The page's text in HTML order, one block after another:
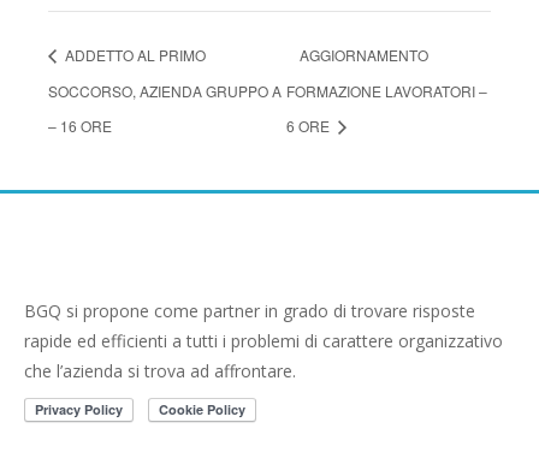
ADDETTO AL PRIMO
SOCCORSO, AZIENDA GRUPPO A
– 16 ORE
AGGIORNAMENTO
FORMAZIONE LAVORATORI –
6 ORE
BGQ si propone come partner in grado di trovare risposte
rapide ed efficienti a tutti i problemi di carattere organizzativo
che l’azienda si trova ad affrontare.